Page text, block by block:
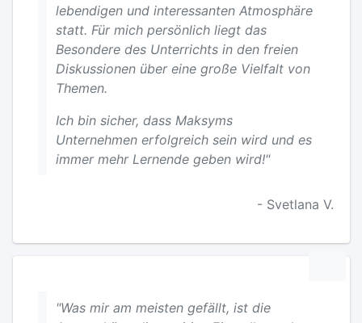
lebendigen und interessanten Atmosphäre
statt. Für mich persönlich liegt das
Besondere des Unterrichts in den freien
Diskussionen über eine große Vielfalt von
Themen.
Ich bin sicher, dass Maksyms
Unternehmen erfolgreich sein wird und es
immer mehr Lernende geben wird!"
- Svetlana V.
"Was mir am meisten gefällt, ist die